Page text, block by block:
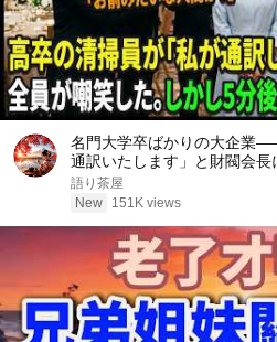
名門大学卒ばかりの大企業
通訳いたします」と財閥会長
笑した。しかし5分後、その
エピソード#老後の物語 #家族
語り茶屋
New
151K views